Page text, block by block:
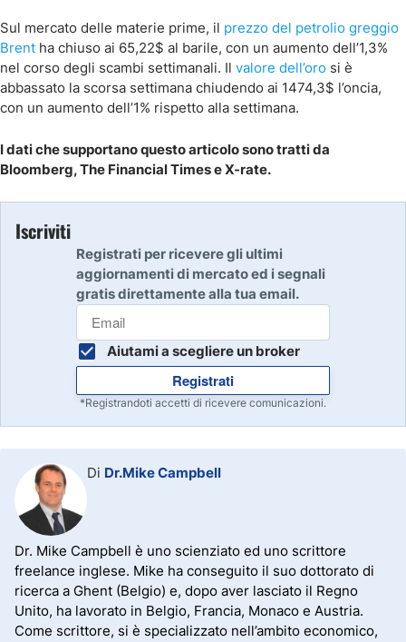
Sul mercato delle materie prime, il prezzo del petrolio greggio
Brent ha chiuso ai 65,22$ al barile, con un aumento dell’1,3%
nel corso degli scambi settimanali. Il valore dell’oro si è
abbassato la scorsa settimana chiudendo ai 1474,3$ l’oncia,
con un aumento dell’1% rispetto alla settimana.
I dati che supportano questo articolo sono tratti da
Bloomberg, The Financial Times e X-rate.
Iscriviti
Registrati per ricevere gli ultimi
aggiornamenti di mercato ed i segnali
gratis direttamente alla tua email.
Aiutami a scegliere un broker
Registrati
*Registrandoti accetti di ricevere comunicazioni.
Di Dr.Mike Campbell
Dr. Mike Campbell è uno scienziato ed uno scrittore
freelance inglese. Mike ha conseguito il suo dottorato di
ricerca a Ghent (Belgio) e, dopo aver lasciato il Regno
Unito, ha lavorato in Belgio, Francia, Monaco e Austria.
Come scrittore, si è specializzato nell’ambito economico,